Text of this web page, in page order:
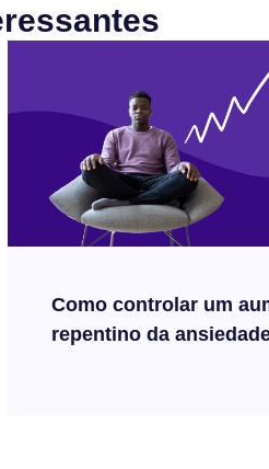
Como controlar um
repentino da